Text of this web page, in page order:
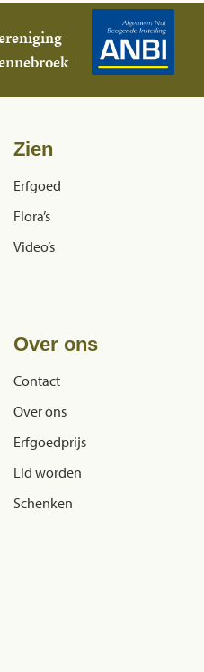
Zien
Erfgoed
Flora’s
Video’s
Over ons
Contact
Over ons
Erfgoedprijs
Lid worden
Schenken